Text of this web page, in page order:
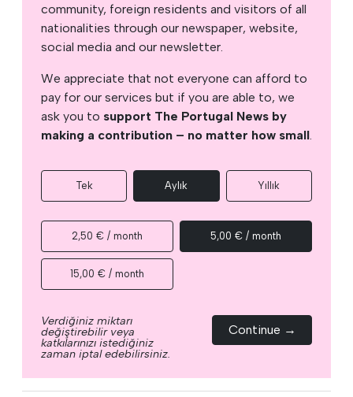
community, foreign residents and visitors of all
nationalities through our newspaper, website,
social media and our newsletter.
We appreciate that not everyone can afford to
pay for our services but if you are able to, we
ask you to support The Portugal News by
making a contribution – no matter how small.
Tek Aylık Yıllık
2,50 € / month 5,00 € / month
15,00 € / month
Verdiğiniz miktarı
değiştirebilir veya
katkılarınızı istediğiniz
zaman iptal edebilirsiniz.
Continue →